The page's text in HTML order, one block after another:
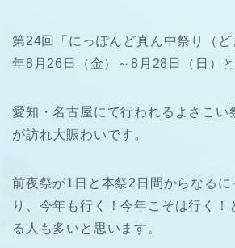
第24回「にっぽんど真ん中祭り（
年8月26日（金）～8月28日（日）と
愛知・名古屋にて行われるよさこい
が訪れ大賑わいです。
前夜祭が1日と本祭2日間からなるに
り、今年も行く！今年こそは行く！
る人も多いと思います。